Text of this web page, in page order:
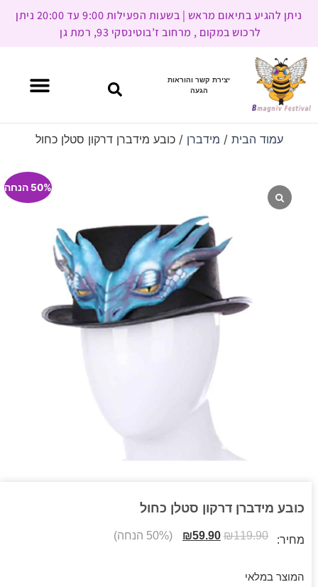
ניתן להגיע בתיאום מראש | בשעות הפעילות 9:00 עד 20:00 ניתן
לרכוש במקום , מרחוב ז’בוטינסקי 93, רמת גן
יצירת קשר והוראות
הגעה
עמוד הבית/ מידברן / כובע מידברן דרקון סטלן כחול
50% הנחה
כובע מידברן דרקון סטלן כחול
מחיר: ₪119.90
₪59.90 (50% הנחה)
המוצר במלאי